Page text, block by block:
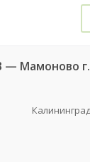
— Мамоново г.